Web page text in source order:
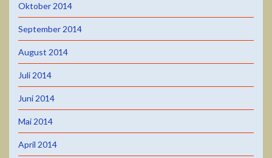
Oktober 2014
September 2014
August 2014
Juli 2014
Juni 2014
Mai 2014
April 2014